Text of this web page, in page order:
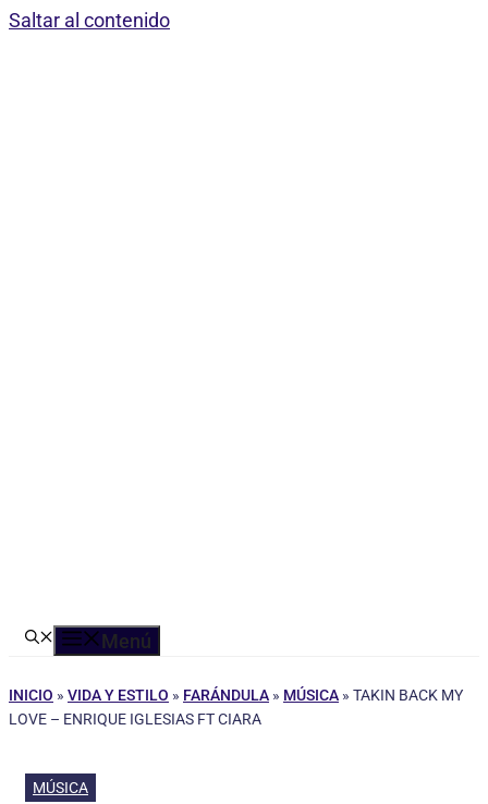
Saltar al contenido
Menú
INICIO » VIDA Y ESTILO » FARÁNDULA » MÚSICA » TAKIN BACK MY
LOVE – ENRIQUE IGLESIAS FT CIARA
MÚSICA